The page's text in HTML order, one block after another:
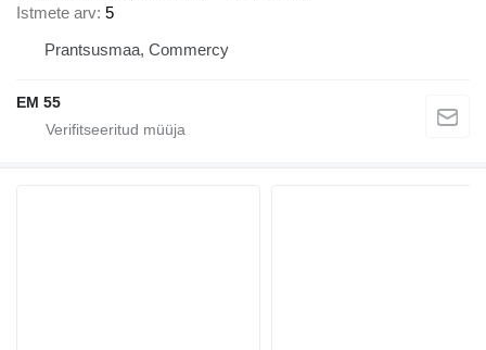
Istmete arv 5
Prantsusmaa, Commercy
EM 55